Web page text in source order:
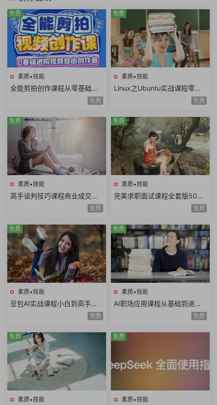
素质•技能
全能剪拍创作课程从零基础到
进阶视频拍摄视频剪辑视频自
免费
免费
素质•技能
Linux之Ubuntu实战课程零基
础玩转嵌入式Linux工程师开发
免费
免费
素质•技能
高手谈判技巧课程商业成交谈
判底线谈判态度双赢思维谈判
免费
免费
素质•技能
完美求职面试课程全套版500
强HR完美简历面试技巧电话面
免费
免费
素质•技能
豆包AI实战课程小白到高手速
成豆包智能体AI写作辅助内容
免费
免费
素质•技能
AI职场应用课程从基础到进阶
写日报做PPT做Excel写方案写
免费
免费
素质•技能
免费
素质•技能
免费